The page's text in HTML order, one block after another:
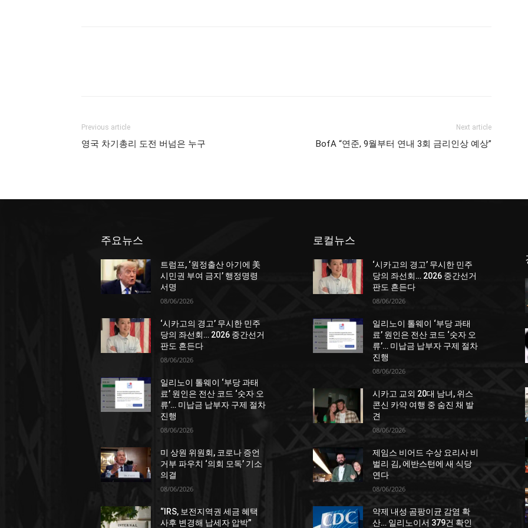
Previous article
영국 차기총리 도전 버넘은 누구
Next article
BofA “연준, 9월부터 연내 3회 금리인상 예상”
주요뉴스
트럼프, ‘원정출산 아기에 美
시민권 부여 금지’ 행정명령
서명
08/06/2026
‘시카고의 경고’ 무시한 민주
당의 좌선회… 2026 중간선거
판도 흔든다
08/06/2026
일리노이 톨웨이 ‘부당 과태
료’ 원인은 전산 코드 ‘숫자 오
류’… 미납금 납부자 구제 절차
진행
08/06/2026
미 상원 위원회, 코로나 증언
거부 파우치 ‘의회 모독’ 기소
의결
08/06/2026
“IRS, 보전지역권 세금 혜택
사후 변경해 납세자 압박”
로컬뉴스
‘시카고의 경고’ 무시한 민주
당의 좌선회… 2026 중간선거
판도 흔든다
08/06/2026
일리노이 톨웨이 ‘부당 과태
료’ 원인은 전산 코드 ‘숫자 오
류’… 미납금 납부자 구제 절차
진행
08/06/2026
시카고 교외 20대 남녀, 위스
콘신 카약 여행 중 숨진 채 발
견
08/06/2026
제임스 비어드 수상 요리사 비
벌리 김, 에반스턴에 새 식당
연다
08/06/2026
약제 내성 곰팡이균 감염 확
산… 일리노이서 379건 확인